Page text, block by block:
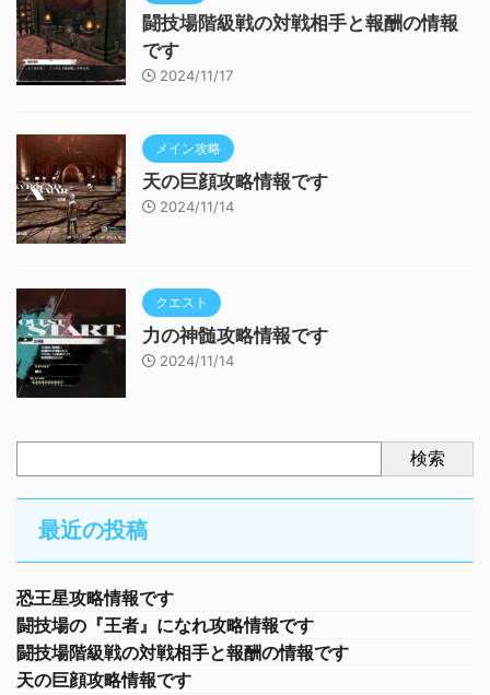
闘技場階級戦の対戦相手と報酬の情報
です
2024/11/17
メイン攻略
天の巨顔攻略情報です
2024/11/14
クエスト
力の神髄攻略情報です
2024/11/14
検索
最近の投稿
恐王星攻略情報です
闘技場の『王者』になれ攻略情報です
闘技場階級戦の対戦相手と報酬の情報です
天の巨顔攻略情報です